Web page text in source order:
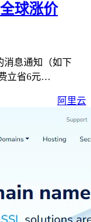
球涨价
消息通知（如下
立省6元…
阿里云